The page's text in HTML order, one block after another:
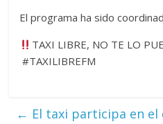
El programa ha sido
TAXI LIBRE, NO TE LO
#TAXILIBREFM
← El taxi participa en el